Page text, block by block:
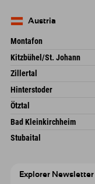
Germania
Austria
Montafon
Dorfstr. 127b
6793 Gaschurn/Montafon
Austria
Kitzbühel/St. Johann
Speckbacherstraße 87
Austria
Zillertal
Schmiedau 2
6272 Kaltenbach im Zillertal
Austria
Hinterstoder
Freizeitpark 10
Austria
Ötztal
Gscheat 14
6441 Umhausen
Austria
Bad Kleinkirchheim
Dorfstraße 24
Stubaital
Explorer Newsletter